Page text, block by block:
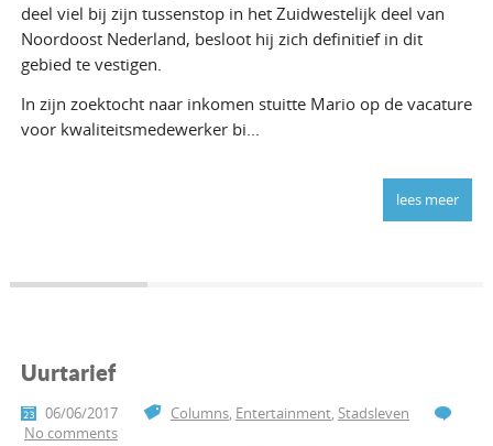
deel viel bij zijn tussenstop in het Zuidwestelijk deel van
Noordoost Nederland, besloot hij zich definitief in dit
gebied te vestigen.
In zijn zoektocht naar inkomen stuitte Mario op de vacature
voor kwaliteitsmedewerker bi...
lees meer
Uurtarief
06/06/2017 Columns, Entertainment, Stadsleven
No comments